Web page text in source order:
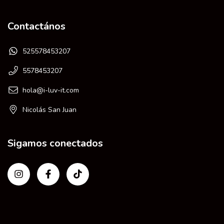
Contactános
525578453207
5578453207
hola@i-luv-it.com
Nicolás San Juan
Sigamos conectados